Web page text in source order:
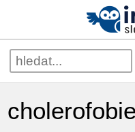
cholerofobie